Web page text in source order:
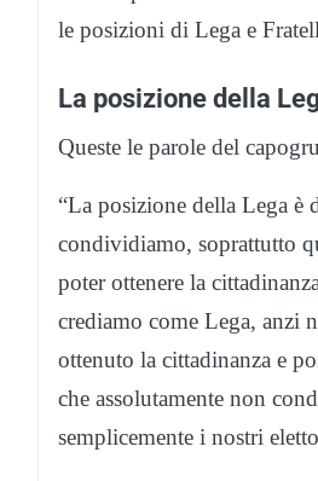
le posizioni di Lega e
La posizione della
Queste le parole del
“La posizione della Lega è
condividiamo, soprattutto
poter ottenere la
crediamo come Lega, anzi
ottenuto la cittadinanza e
che assolutamente non
semplicemente i nostri